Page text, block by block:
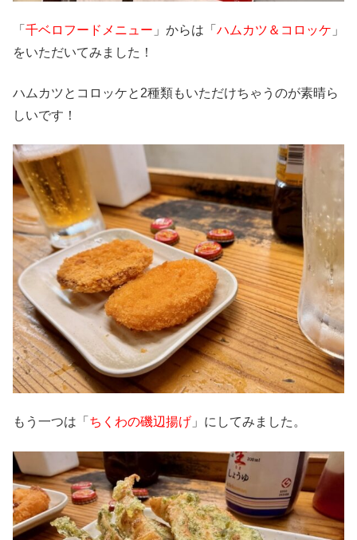
「 千ベロフードメニュー 」からは「 ハムカツ＆コロッケ 」
をいただいてみました！
ハムカツとコロッケと2種類もいただけちゃうのが素晴ら
しいです！
もう一つは「 ちくわの磯辺揚げ 」にしてみました。